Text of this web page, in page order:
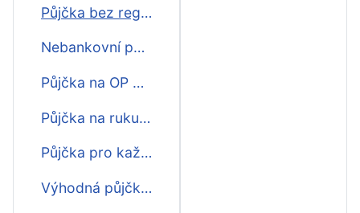
Půjčka bez registru a bez potvrzování příjmu
Nebankovní půjčka bez potvrzování příjmu
Půjčka na OP bez potvrzování příjmu
Půjčka na ruku bez potvrzování příjmu
Půjčka pro každého bez potvrzování příjmu
Výhodná půjčka bez potvrzování příjmu